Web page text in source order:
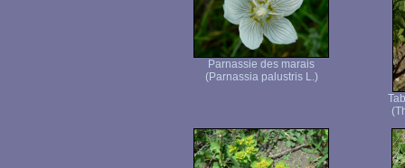
Parnassie des marais
(Parnassia palustris L.)